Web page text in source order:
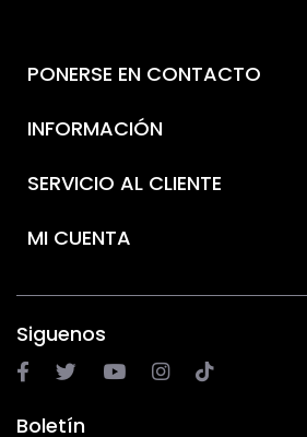
PONERSE EN CONTACTO
INFORMACIÓN
SERVICIO AL CLIENTE
MI CUENTA
Siguenos
Boletín